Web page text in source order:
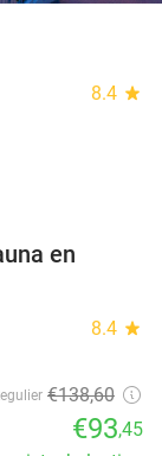
8.4 star
en
8.4 star
€138,60
€93,45